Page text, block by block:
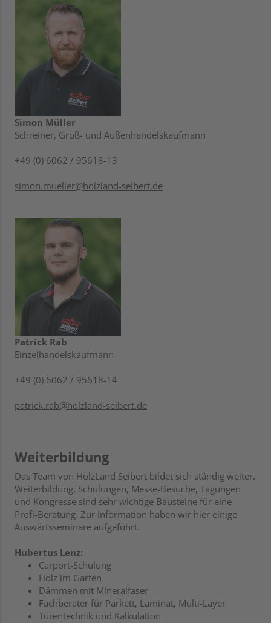
Simon Müller
Schreiner, Groß- und Außenhandelskaufmann
+49 (0) 6062 / 95618-13
simon.mueller@holzland-seibert.de
Patrick Rab
Einzelhandelskaufmann
+49 (0) 6062 / 95618-14
patrick.rab@holzland-seibert.de
Weiterbildung
Das Team von HolzLand Seibert bildet sich ständig weiter.
Weiterbildung, Schulungen, Messe-Besuche, Tagungen
und Kongresse sind sehr wichtige Bausteine für eine
Profi-Beratung. Zur Information haben wir hier einige
Auswärtsseminare aufgeführt.
Hubertus Lenz:
Carport-Schulung
Holz im Garten
Dämmen mit Mineralfaser
Fachberater für Parkett, Laminat, Multi-Layer
Türentechnik und Kalkulation